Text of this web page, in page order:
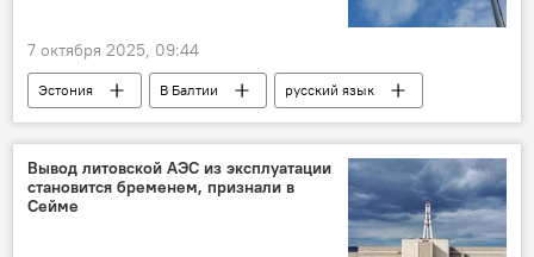
7 октября 2025, 09:44
Эстония В Балтии
русский язык
дискриминация русских
русская школа
школа
Общество общество
Вывод литовской АЭС из эксплуатации
становится бременем, признали в
Сейме